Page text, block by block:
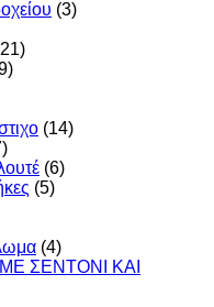
(3)
(14)
(6)
(5)
(4)
ΜΕ ΣΕΝΤΟΝΙ ΚΑΙ